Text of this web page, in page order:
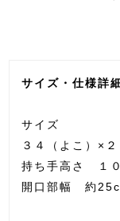
サイズ・仕様詳
サイズ
３４（よこ）×
持ち手高さ １
開口部幅 約